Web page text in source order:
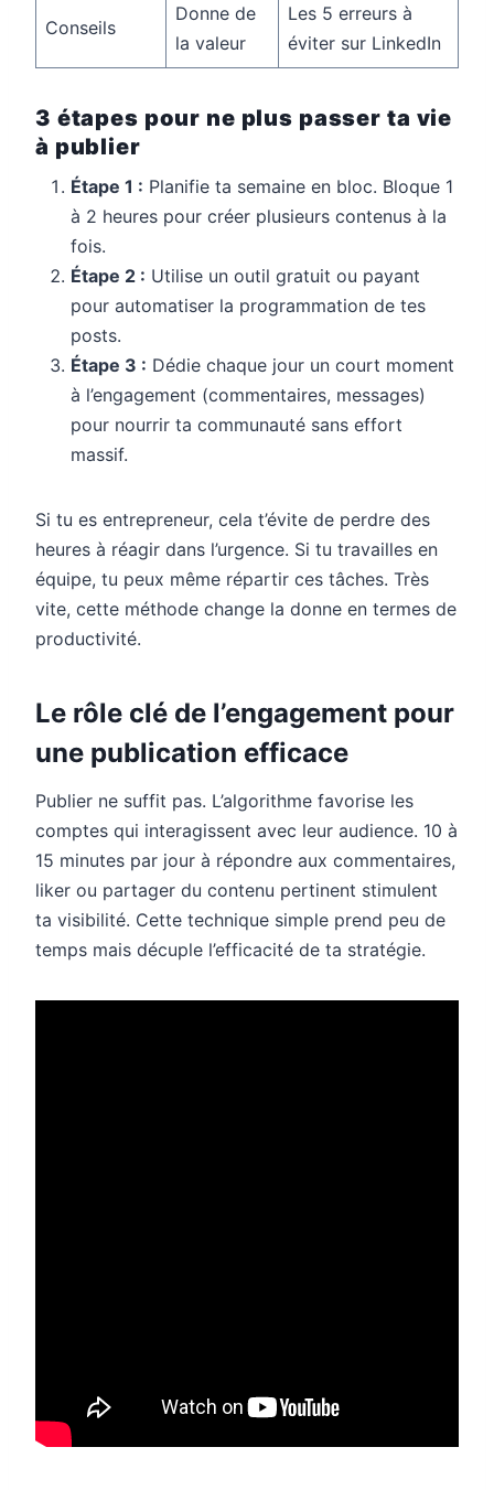
Conseils
Donne de
la valeur
Les 5 erreurs à
éviter sur LinkedIn
3 étapes pour ne plus passer ta vie
à publier
Étape 1 : Planifie ta semaine en bloc. Bloque 1
à 2 heures pour créer plusieurs contenus à la
fois.
Étape 2 : Utilise un outil gratuit ou payant
pour automatiser la programmation de tes
posts.
Étape 3 : Dédie chaque jour un court moment
à l’engagement (commentaires, messages)
pour nourrir ta communauté sans effort
massif.
Si tu es entrepreneur, cela t’évite de perdre des
heures à réagir dans l’urgence. Si tu travailles en
équipe, tu peux même répartir ces tâches. Très
vite, cette méthode change la donne en termes de
productivité.
Le rôle clé de l’engagement pour
une publication efficace
Publier ne suffit pas. L’algorithme favorise les
comptes qui interagissent avec leur audience. 10 à
15 minutes par jour à répondre aux commentaires,
liker ou partager du contenu pertinent stimulent
ta visibilité. Cette technique simple prend peu de
temps mais décuple l’efficacité de ta stratégie.